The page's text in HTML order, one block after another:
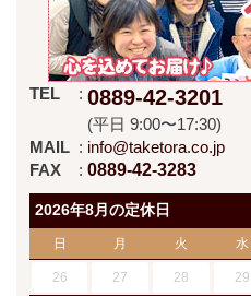
TEL 0889-42-3201
(平日 9:00〜17:30)
MAIL
info@taketora.co.jp
FAX
0889-42-3283
2026年8月の定休日
日 月 火 水
26 27 28 29